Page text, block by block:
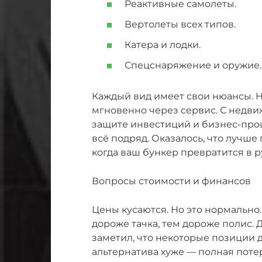
Реактивные самолеты.
Вертолеты всех типов.
Катера и лодки.
Спецснаряжение и оружие.
Каждый вид имеет свои нюансы.
мгновенно через сервис. С
защите инвестиций и бизнес-
всё подряд. Оказалось, что
когда ваш бункер превратится в
Вопросы стоимости и финансов
Цены кусаются. Но это
дороже тачка, тем дороже
заметил, что некоторые позиции
альтернатива хуже — полная